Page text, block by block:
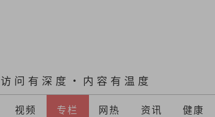
访问有深度·内容有温度
视频 专栏 网热 资讯 健康